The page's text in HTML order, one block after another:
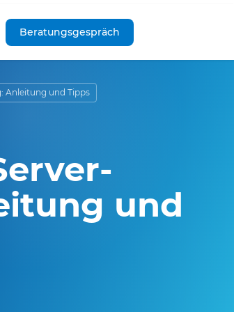
Beratungsgespräch
Anleitung und Tipps
und